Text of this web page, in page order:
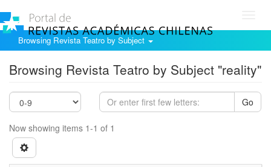
Browsing Revista Teatro by Subject
Browsing Revista Teatro by Subject "reality"
Go
Now showing items 1-1 of 1